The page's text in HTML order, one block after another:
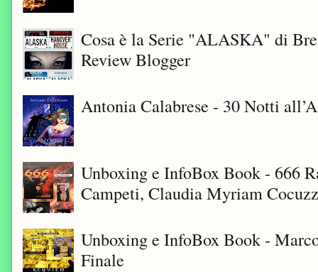
Cosa è la Serie "ALASKA" di
Review Blogger
Antonia Calabrese - 30 Notti
Unboxing e InfoBox Book - 666
Campeti, Claudia Myriam
Unboxing e InfoBox Book -
Finale